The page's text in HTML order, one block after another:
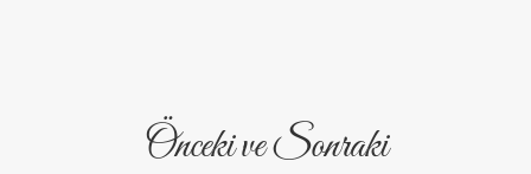
Önceki ve Sonraki